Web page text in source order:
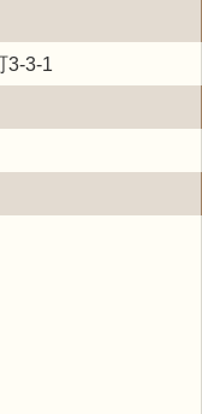
3-3-1